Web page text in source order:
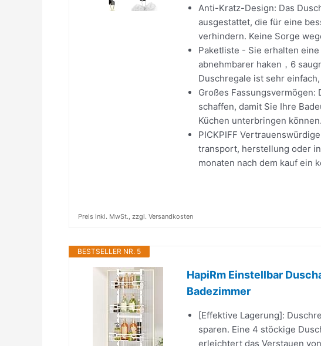
Anti-Kratz-Design: Das
ausgestattet, die für eine
verhindern. Keine Sorge
Paketliste - Sie erhalten
abnehmbarer haken，6
Duschregale ist sehr
Großes
schaffen, damit Sie Ihre
Küchen unterbringen
PICKPIFF
transport, herstellung oder
monaten nach dem kauf ein
Preis inkl. MwSt., zzgl. Versandkosten
BESTSELLER NR. 5
HapiRm Einstellbar
Badezimmer
[Effektive Lagerung]:
sparen. Eine 4 stöckige
erleichtert das Verstauen